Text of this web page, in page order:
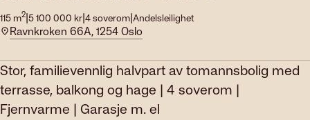
115 m2|5 100 000 kr|4soverom|Andelsleilighet
Ravnkroken 66A, 1254 Oslo
Stor, familievennlig halvpart av tomannsbolig med
terrasse, balkong og hage | 4 soverom |
Fjernvarme | Garasje m. el